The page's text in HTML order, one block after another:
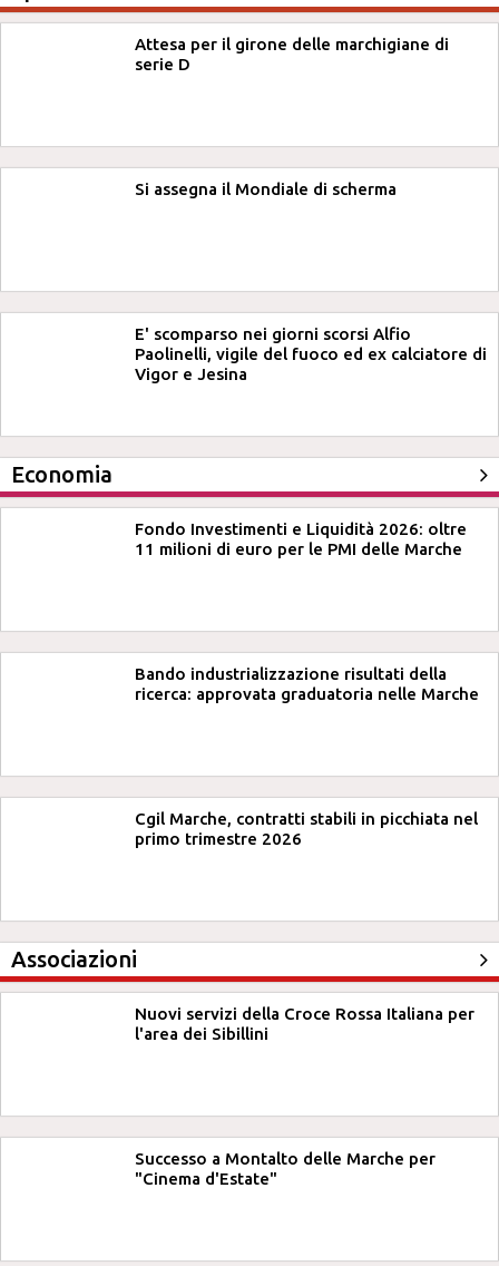
Attesa per il girone delle marchigiane di
serie D
Si assegna il Mondiale di scherma
E' scomparso nei giorni scorsi Alfio
Paolinelli, vigile del fuoco ed ex calciatore di
Vigor e Jesina
Economia
Fondo Investimenti e Liquidità 2026: oltre
11 milioni di euro per le PMI delle Marche
Bando industrializzazione risultati della
ricerca: approvata graduatoria nelle Marche
Cgil Marche, contratti stabili in picchiata nel
primo trimestre 2026
Associazioni
Nuovi servizi della Croce Rossa Italiana per
l'area dei Sibillini
Successo a Montalto delle Marche per
"Cinema d'Estate"